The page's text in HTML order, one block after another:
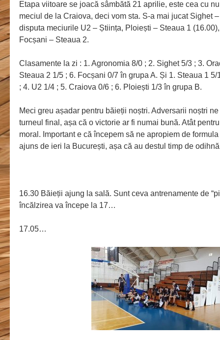
Etapa viitoare se joacă sâmbătă 21 aprilie, este cea cu
meciul de la Craiova, deci vom sta. S-a mai jucat Sighet
disputa meciurile U2 – Știința, Ploiești – Steaua 1
Focșani – Steaua 2.
Clasamente la zi : 1. Agronomia 8/0 ; 2. Sighet 5/3 ; 3.
Steaua 2 1/5 ; 6. Focșani 0/7 în grupa A. Și 1. Steaua 1 5/
; 4. U2 1/4 ; 5. Craiova 0/6 ; 6. Ploiești 1/3 în grupa B.
Meci greu așadar pentru băieții noștri. Adversarii noștri
turneul final, așa că o victorie ar fi numai bună. Atât
moral. Important e că începem să ne apropiem de
ajuns de ieri la București, așa că au destul timp de
16.30 Băieții ajung la sală. Sunt ceva antrenamente de
încălzirea va începe la 17…
17.05…